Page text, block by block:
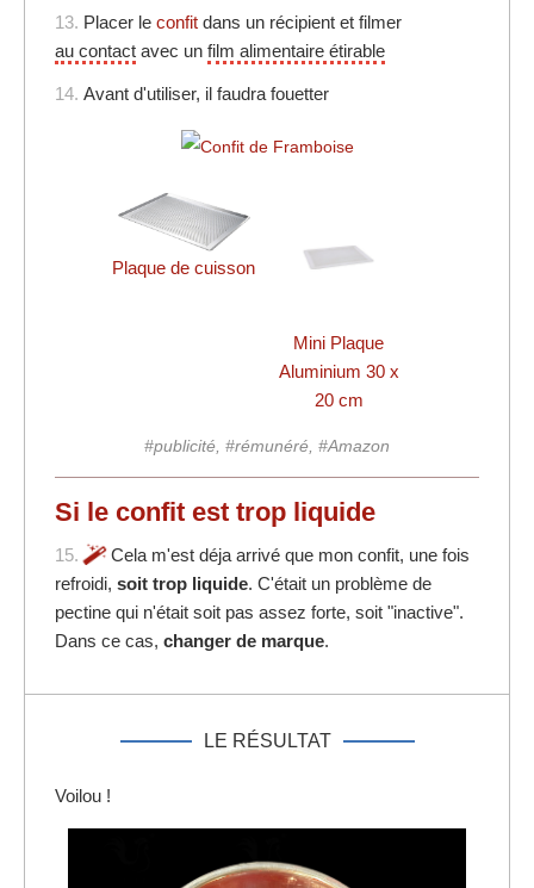
13. Placer le confit dans un récipient et filmer
au contact avec un film alimentaire étirable
14. Avant d'utiliser, il faudra fouetter
Plaque de cuisson
Mini Plaque
Aluminium 30 x
20 cm
#publicité, #rémunéré, #Amazon
Si le confit est trop liquide
15.
Cela m'est déja arrivé que mon confit, une fois
refroidi, soit trop liquide. C'était un problème de
pectine qui n'était soit pas assez forte, soit "inactive".
Dans ce cas, changer de marque.
LE RÉSULTAT
Voilou !